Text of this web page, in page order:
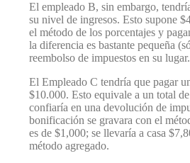
El empleado B, sin embargo,
su nivel de ingresos. Esto supone
el método de los porcentajes y
la diferencia es bastante pequeña
reembolso de impuestos en su lugar.
El Empleado C tendría que pagar
$10.000. Esto equivale a un total
confiaría en una devolución de
bonificación se gravara con el
es de $1,000; se llevaría a casa
método agregado.